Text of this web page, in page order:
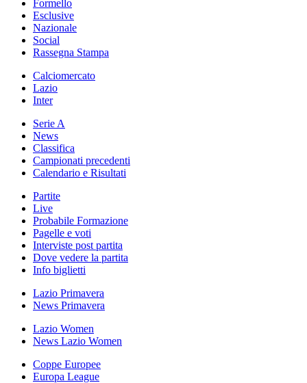
Formello
Esclusive
Nazionale
Social
Rassegna Stampa
Calciomercato
Lazio
Inter
Serie A
News
Classifica
Campionati precedenti
Calendario e Risultati
Partite
Live
Probabile Formazione
Pagelle e voti
Interviste post partita
Dove vedere la partita
Info biglietti
Lazio Primavera
News Primavera
Lazio Women
News Lazio Women
Coppe Europee
Europa League